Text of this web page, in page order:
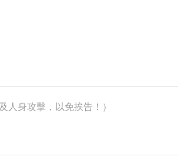
人身攻擊，以免挨告！）